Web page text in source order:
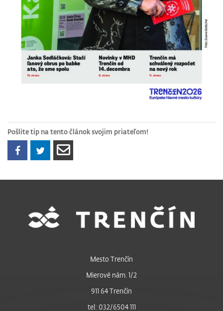
Pošlite tip na tento článok svojim priateľom!
Mesto Trenčín
Mierové nám. 1/2
911 64 Trenčín
tel: 032/6504 111